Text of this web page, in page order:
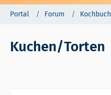
Portal Forum Kochbuch
Kuchen/Torten